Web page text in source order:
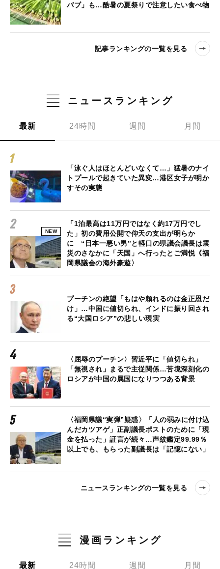
バブ」も…酷暑の夏祭りで注意したい食べ物
記事ランキングの一覧を見る
ニュースランキング
最新 24時間 週間 月間
「泳ぐ人はほとんどいなくて…」猛暑のナイ
トプールで起きていた異変…港区女子が明か
すその実態
NEW
「1泊最高は11万円ではなく約17万円でし
た」初の費用公開で仰天の支出が明らか
に “日本一悪い男”と軽口の県議会議長は震
災のさなかに「天国」へ行ったとご満悦《福
岡県議会の海外豪遊〉
プーチンの絶望「もはや頼れるのは金正恩だ
け」…中国に値切られ、インドに振り回され
る“大国ロシア”の悲しい現実
〈屈辱のプーチン〉習近平に「値切られ」
「無視され」まるで主従関係…苦境深刻化の
ロシアが中国の属国になりつつある背景
〈福岡県議“実弾”疑惑〉「人の弱みに付け込
んだカツアゲ」正副議長ポストのために「現
金を払った」証言が続々…声紋鑑定99.99％
以上でも、もらった副議長は「記憶にない」
ニュースランキングの一覧を見る
漫画ランキング
最新 24時間 週間 月間